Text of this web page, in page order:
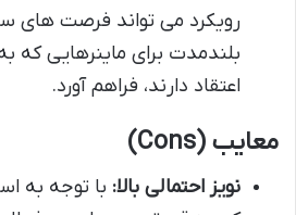
رویکرد می تواند فرصت های
بلندمدت برای ماینرهایی که
اعتقاد دارند، فراهم آورد.
معایب (Cons)
نویز احتمالی بالا: با توجه به